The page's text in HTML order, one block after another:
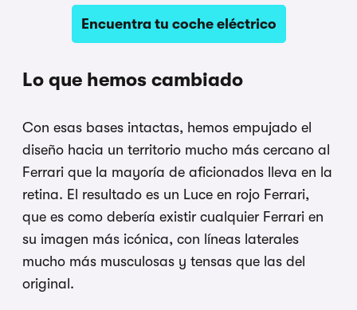
Encuentra tu coche eléctrico
Lo que hemos cambiado
Con esas bases intactas, hemos empujado el
diseño hacia un territorio mucho más cercano al
Ferrari que la mayoría de aficionados lleva en la
retina. El resultado es un Luce en rojo Ferrari,
que es como debería existir cualquier Ferrari en
su imagen más icónica, con líneas laterales
mucho más musculosas y tensas que las del
original.